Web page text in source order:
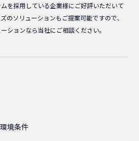
を採用している企業様にご好評いただいて
のソリューションもご提案可能ですので、
ションなら当社にご相談ください。
境条件